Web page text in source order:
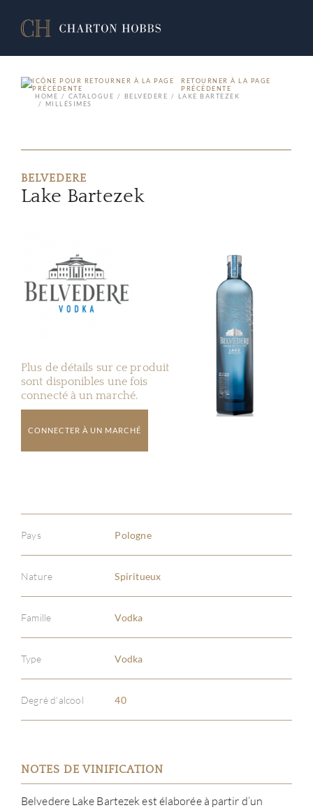
RETOURNER À LA PAGE
PRÉCÉDENTE
HOME
CATALOGUE BELVEDERE
LAKE BARTEZEK
MILLÉSIMES
BELVEDERE
Lake Bartezek
Plus de détails sur ce produit
sont disponibles une fois
connecté à un marché.
CONNECTER À UN MARCHÉ
Pays Pologne
Nature Spiritueux
Famille Vodka
Type Vodka
Degré d'alcool 40
NOTES DE VINIFICATION
Belvedere Lake Bartezek est élaborée à partir d’un